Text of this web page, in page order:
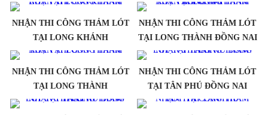
NHẬN THI CÔNG THẢM LÓT
TẠI LONG KHÁNH
NHẬN THI CÔNG THẢM LÓT
TẠI LONG THÀNH ĐỒNG NAI
NHẬN THI CÔNG THẢM LÓT
TẠI LONG THÀNH
NHẬN THI CÔNG THẢM LÓT
TẠI TÂN PHÚ ĐỒNG NAI